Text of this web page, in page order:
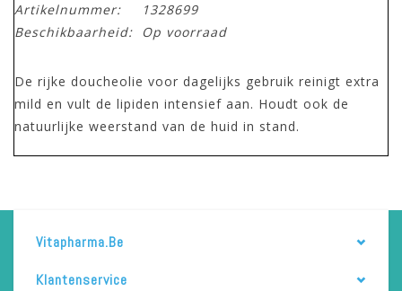
Artikelnummer:
1328699
Beschikbaarheid:
Op voorraad
De rijke doucheolie voor dagelijks gebruik reinigt extra
mild en vult de lipiden intensief aan. Houdt ook de
natuurlijke weerstand van de huid in stand.
Vitapharma.be
Klantenservice